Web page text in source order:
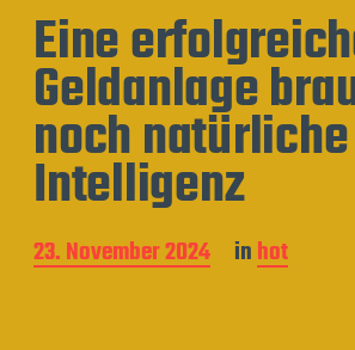
Eine
Geldanlage
noch natürliche
Intelligenz
B
e
23. November 2024 inhot